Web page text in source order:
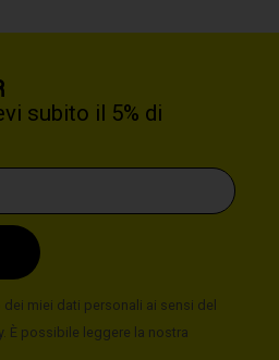
subito il 5% di
miei dati personali ai sensi del
È possibile leggere la nostra